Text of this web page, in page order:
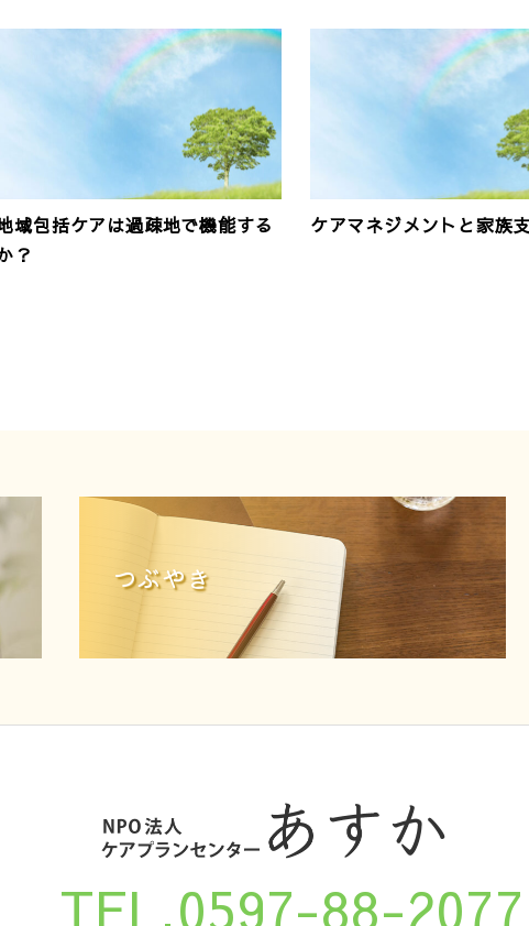
域包括ケアは過疎地で機能する
？
ケアマネジメントと家族
つぶやき
TEL.0597-88-2077